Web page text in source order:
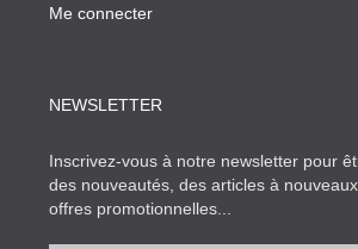
Me connecter
NEWSLETTER
Inscrivez-vous à notre newsletter pour
des nouveautés, des articles à
offres promotionnelles...